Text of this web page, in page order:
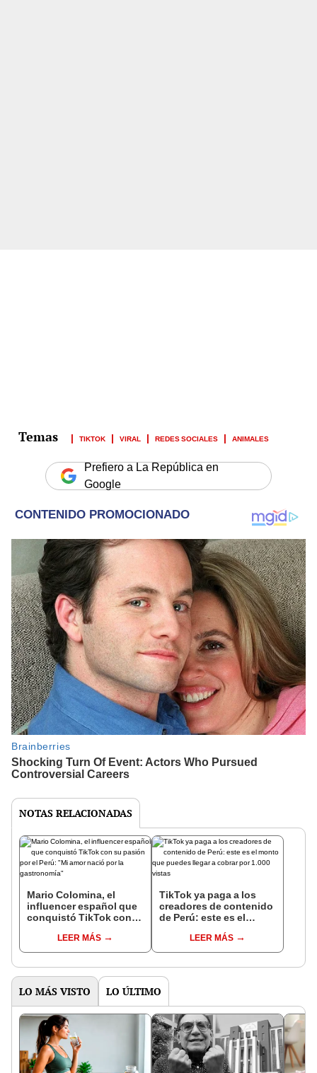
TIKTOK VIRAL REDES SOCIALES ANIMALES
Prefiero a La República en
Google
NOTAS RELACIONADAS
Mario Colomina, el
influencer español que
conquistó TikTok con
"Mi amor nació por la
gastronomía"
LEER MÁS
TikTok ya paga a los
creadores de contenido
de Perú: este es el
llegar a cobrar por 1.000
vistas
LEER MÁS
LO MÁS VISTO LO ÚLTIMO